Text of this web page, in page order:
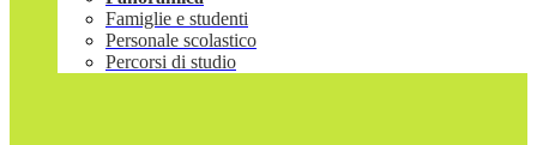
Famiglie e studenti
Personale scolastico
Percorsi di studio